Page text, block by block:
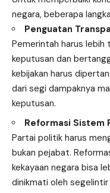
negara, beberapa
Penguatan
Pemerintah harus lebih
keputusan dan
kebijakan harus
dari segi dampaknya
keputusan.
Reformasi Sistem
Partai politik harus
bukan pejabat.
kekayaan negara bisa
dinikmati oleh segelintir